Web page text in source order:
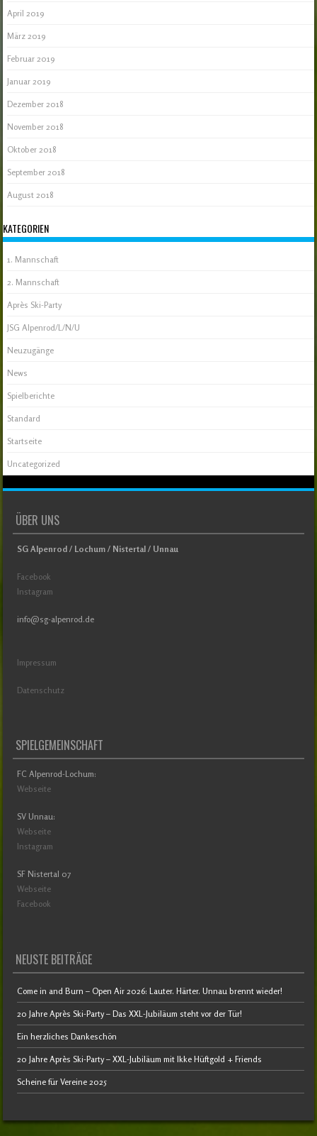
April 2019
März 2019
Februar 2019
Januar 2019
Dezember 2018
November 2018
Oktober 2018
September 2018
August 2018
KATEGORIEN
1. Mannschaft
2. Mannschaft
Après Ski-Party
JSG Alpenrod/L/N/U
Neuzugänge
News
Spielberichte
Standard
Startseite
Uncategorized
ÜBER UNS
SG Alpenrod / Lochum / Nistertal / Unnau
Facebook
Instagram
info@sg-alpenrod.de
Impressum
Datenschutz
SPIELGEMEINSCHAFT
FC Alpenrod-Lochum:
Webseite
SV Unnau:
Webseite
Instagram
SF Nistertal 07
Webseite
Facebook
NEUSTE BEITRÄGE
Come in and Burn – Open Air 2026: Lauter. Härter. Unnau brennt wieder!
20 Jahre Après Ski-Party – Das XXL-Jubiläum steht vor der Tür!
Ein herzliches Dankeschön
20 Jahre Après Ski-Party – XXL-Jubiläum mit Ikke Hüftgold + Friends
Scheine für Vereine 2025